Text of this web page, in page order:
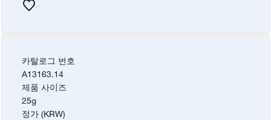
카탈로그 번호
A13163.14
제품 사이즈
25g
정가 (KRW)